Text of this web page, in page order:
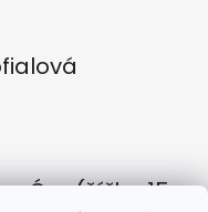
Měděný náramek Mantra Óm (šířka 15 mm)